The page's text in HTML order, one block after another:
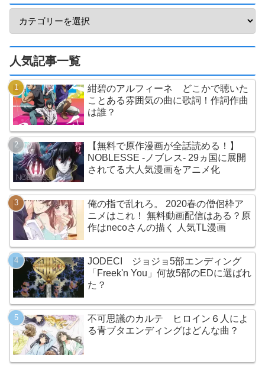
人気記事一覧
紺碧のアルフィーネ どこかで聴いた
ことある雰囲気の曲に歌詞！作詞作曲
は誰？
【無料で原作漫画が全話読める！】
NOBLESSE -ノブレス- 29ヵ国に展開
されてる大人気漫画をアニメ化
俺の指で乱れろ。 2020春の僧侶枠ア
ニメはこれ！ 無料動画配信はある？原
作はnecoさんの描く 人気TL漫画
JODECI ジョジョ5部エンディング
「Freek'n You」何故5部のEDに選ばれ
た？
不可思議のカルテ ヒロイン６人によ
る青ブタエンディングはどんな曲？